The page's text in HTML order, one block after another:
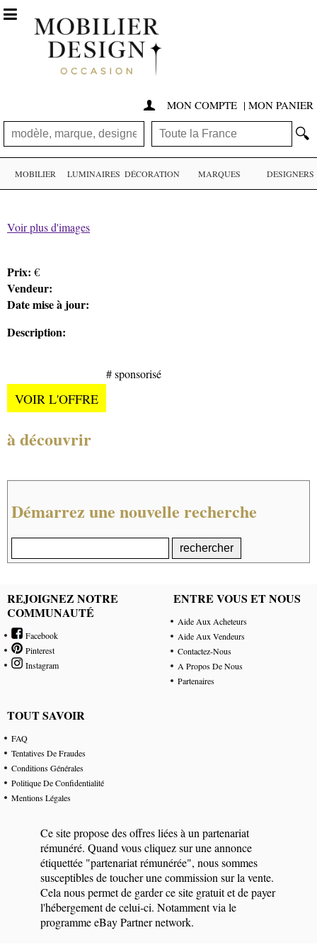
 MON COMPTE | MON PANIER
🔍

MOBILIER LUMINAIRES DÉCORATION MARQUES DESIGNERS
Voir plus d'images
Prix: €
Vendeur:
Date mise à jour:
Description:
VOIR L'OFFRE
# sponsorisé
à découvrir
Démarrez une nouvelle recherche
REJOIGNEZ NOTRE
COMMUNAUTÉ
Facebook
Pinterest
Instagram
ENTRE VOUS ET NOUS
Aide Aux Acheteurs
Aide Aux Vendeurs
Contactez-Nous
A Propos De Nous
Partenaires
TOUT SAVOIR
FAQ
Tentatives De Fraudes
Conditions Générales
Politique De Confidentialité
Mentions Légales
Ce site propose des offres liées à un partenariat
rémunéré. Quand vous cliquez sur une annonce
étiquettée "partenariat rémunérée", nous sommes
susceptibles de toucher une commission sur la vente.
Cela nous permet de garder ce site gratuit et de payer
l'hébergement de celui-ci. Notamment via le
programme eBay Partner network.